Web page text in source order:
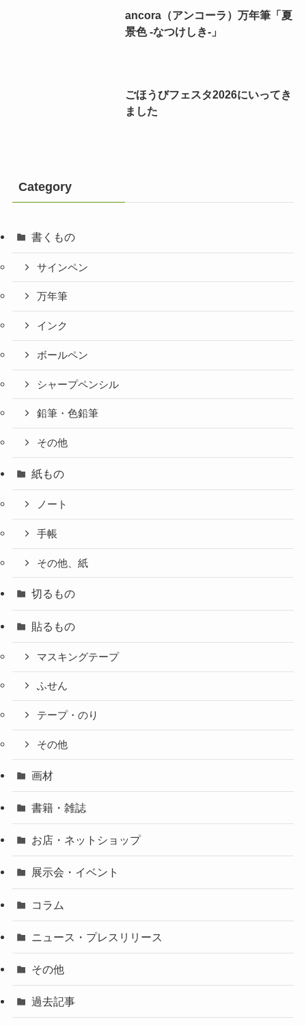
ancora（アンコーラ）万年筆「夏
景色 -なつけしき-」
ごほうびフェスタ2026にいってき
ました
Category
書くもの
サインペン
万年筆
インク
ボールペン
シャープペンシル
鉛筆・色鉛筆
その他
紙もの
ノート
手帳
その他、紙
切るもの
貼るもの
マスキングテープ
ふせん
テープ・のり
その他
画材
書籍・雑誌
お店・ネットショップ
展示会・イベント
コラム
ニュース・プレスリリース
その他
過去記事